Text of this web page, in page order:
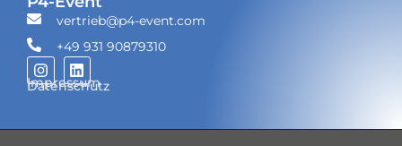
vertrieb@p4-event.com
+49 931 90879310
Impressum
Datenschutz